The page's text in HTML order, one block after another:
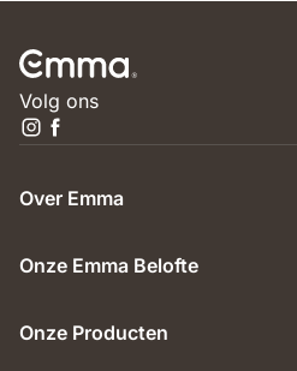
Volg ons
Over Emma
Onze Emma Belofte
Onze Producten